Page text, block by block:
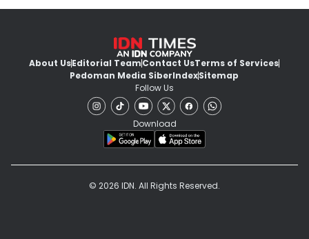
About UsEditorial TeamContact UsTerms of Services
Pedoman Media SiberIndexSitemap
Follow Us
Download
© 2026 IDN. All Rights Reserved.